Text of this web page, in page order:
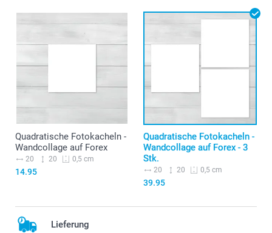
Quadratische Fotokacheln -
Wandcollage auf Forex
20 20 0,5 cm
14.95
Quadratische Fotokacheln -
Wandcollage auf Forex - 3
Stk.
20 20 0,5 cm
39.95
Lieferung